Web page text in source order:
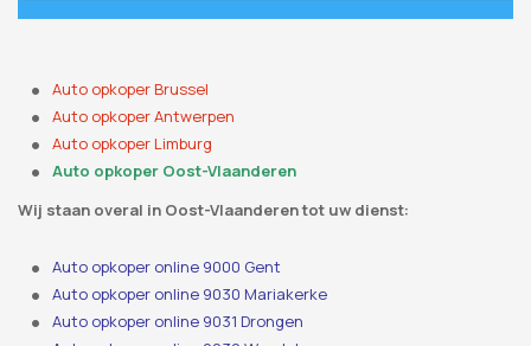
Auto opkoper Brussel
Auto opkoper Antwerpen
Auto opkoper Limburg
Auto opkoper Oost-Vlaanderen
Wij staan ​​overal in Oost-Vlaanderen tot uw dienst:
Auto opkoper online 9000 Gent
Auto opkoper online 9030 Mariakerke
Auto opkoper online 9031 Drongen